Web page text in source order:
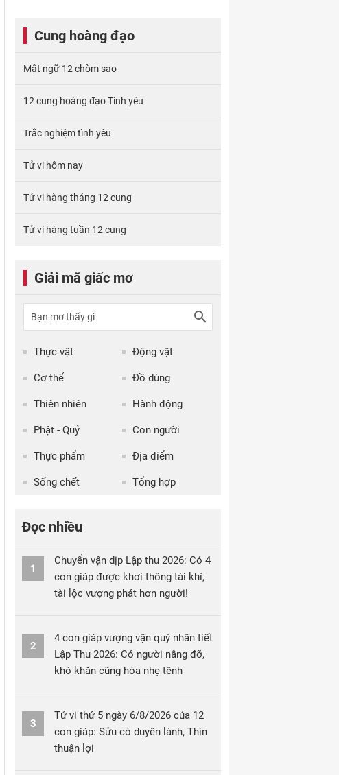
Cung hoàng đạo
Mật ngữ 12 chòm sao
12 cung hoàng đạo Tình yêu
Trắc nghiệm tình yêu
Tử vi hôm nay
Tử vi hàng tháng 12 cung
Tử vi hàng tuần 12 cung
Giải mã giấc mơ
Thực vật Động vật
Cơ thể Đồ dùng
Thiên nhiên Hành động
Phật - Quỷ Con người
Thực phẩm Địa điểm
Sống chết Tổng hợp
Đọc nhiều
1
Chuyển vận dịp Lập thu 2026: Có 4
con giáp được khơi thông tài khí,
tài lộc vượng phát hơn người!
2
4 con giáp vượng vận quý nhân tiết
Lập Thu 2026: Có người nâng đỡ,
khó khăn cũng hóa nhẹ tênh
3
Tử vi thứ 5 ngày 6/8/2026 của 12
con giáp: Sửu có duyên lành, Thìn
thuận lợi